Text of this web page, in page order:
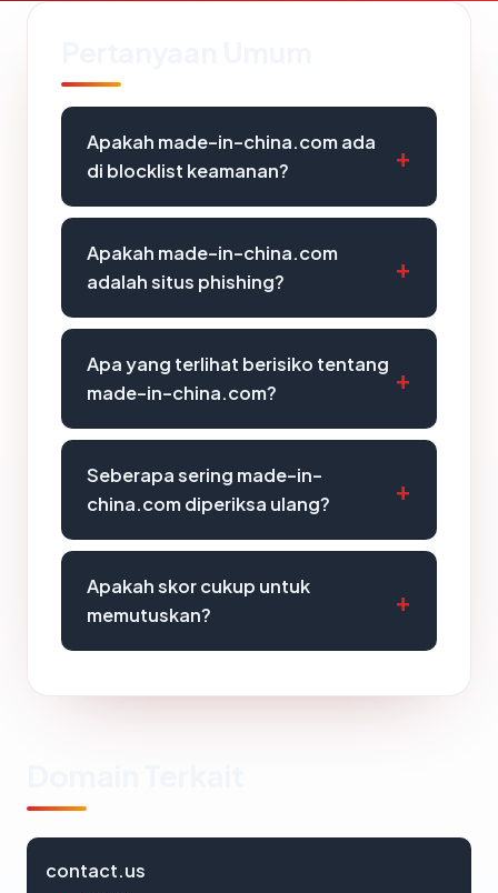
Apakah made-in-china.com ada
di blocklist keamanan?
Apakah made-in-china.com
adalah situs phishing?
Apa yang terlihat berisiko tentang
made-in-china.com?
Seberapa sering made-in-
china.com diperiksa ulang?
Apakah skor cukup untuk
memutuskan?
contact.us